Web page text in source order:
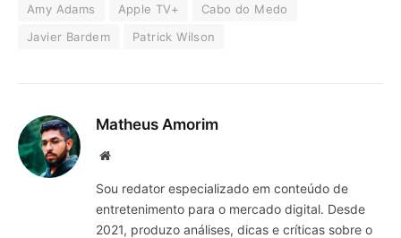
Amy Adams Apple TV+
Cabo do Medo
Javier Bardem
Patrick Wilson
Matheus Amorim
Website
Sou redator especializado em conteúdo de
entretenimento para o mercado digital. Desde
2021, produzo análises, dicas e críticas sobre o